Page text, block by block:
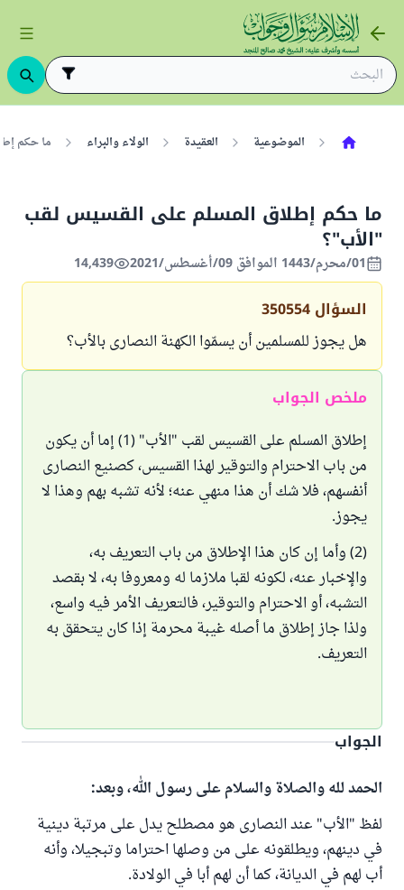
الموضوعية العقيدة الولاء والبراء ما حكم
ما حكم إطلاق المسلم على القسيس لقب
"الأب"؟
01/محرم/1443 الموافق 09/أغسطس/2021 14,439
السؤال 350554
هل يجوز للمسلمين أن يسمّوا الكهنة النصارى بالأب؟
ملخص الجواب
إطلاق المسلم على القسيس لقب "الأب" (1) إما أن يكون
من باب الاحترام والتوقير لهذا القسيس، كصنيع النصارى
أنفسهم، فلا شك أن هذا منهي عنه؛ لأنه تشبه بهم وهذا لا
يجوز.
(2) وأما إن كان هذا الإطلاق من باب التعريف به،
والإخبار عنه، لكونه لقبا ملازما له ومعروفا به، لا بقصد
التشبه، أو الاحترام والتوقير، فالتعريف الأمر فيه واسع،
ولذا جاز إطلاق ما أصله غيبة محرمة إذا كان يتحقق به
التعريف.
الجواب
الحمد لله والصلاة والسلام على رسول الله، وبعد:
لفظ "الأب" عند النصارى هو مصطلح يدل على مرتبة دينية
في دينهم، ويطلقونه على من وصلها احتراما وتبجيلا، وأنه
أب لهم في الديانة، كما أن لهم أبا في الولادة.